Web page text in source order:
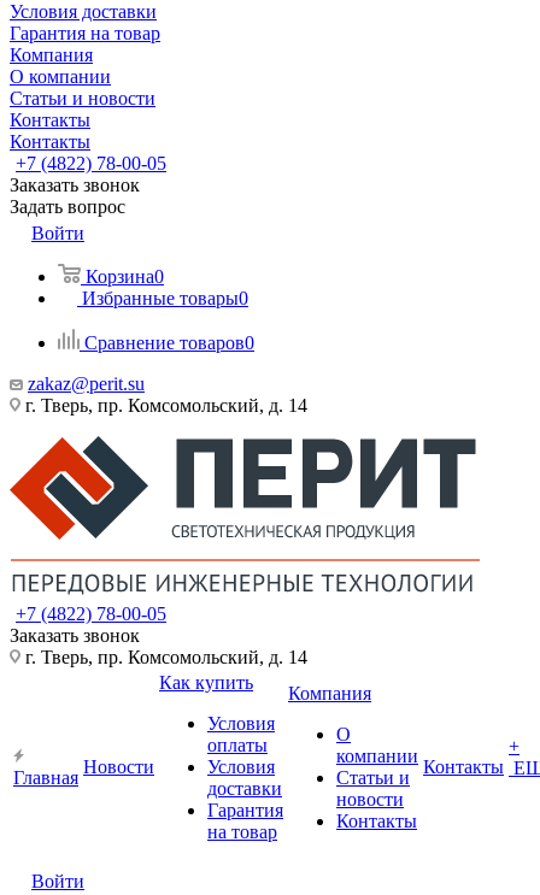
Условия доставки
Гарантия на товар
Компания
О компании
Статьи и новости
Контакты
Контакты
+7 (4822) 78-00-05
Заказать звонок
Задать вопрос
Войти
Корзина0
Избранные товары0
Сравнение товаров0
zakaz@perit.su
г. Тверь, пр. Комсомольский, д. 14
+7 (4822) 78-00-05
Заказать звонок
г. Тверь, пр. Комсомольский, д. 14
Главная
Новости
Как купить
Условия
оплаты
Условия
доставки
Гарантия
на товар
Компания
О
компании
Статьи и
новости
Контакты
Контакты
+
Войти